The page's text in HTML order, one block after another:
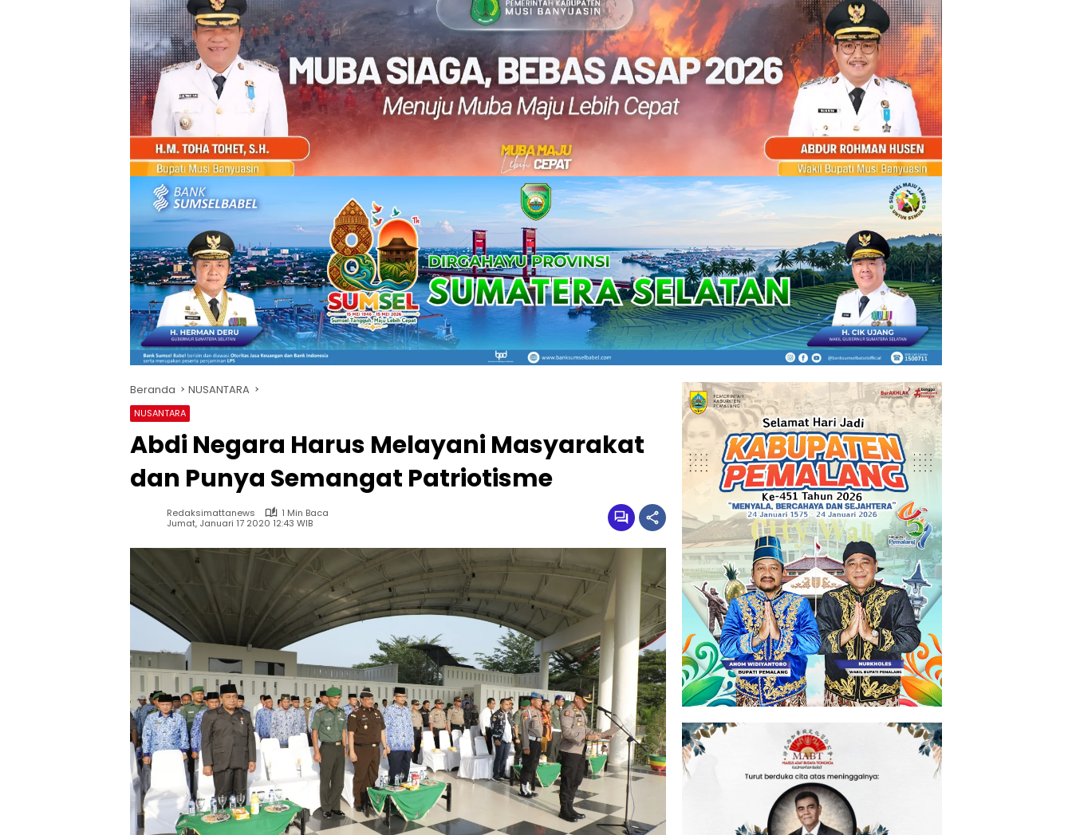
Beranda NUSANTARA
NUSANTARA
Abdi Negara Harus Melayani Masyarakat
dan Punya Semangat Patriotisme
Redaksimattanews
1 Min Baca
Jumat, Januari 17 2020 12:43 WIB